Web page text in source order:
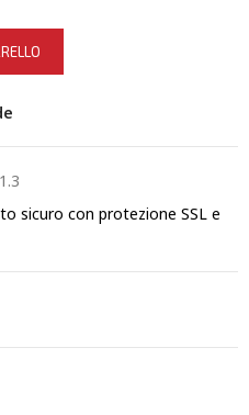
sicuro con protezione SSL e